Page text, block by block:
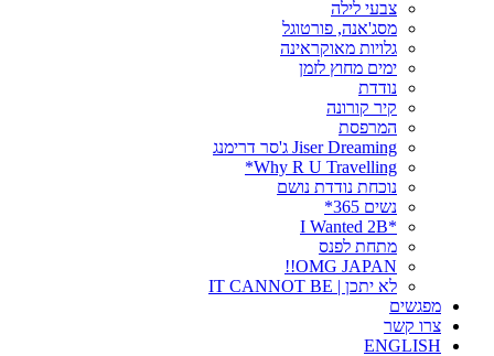
צבעי לילה
מסג'אנה, פורטוגל
גלויות מאוקראינה
ימים מחוץ לזמן
נודדת
קיר קורונה
המרפסת
Jiser Dreaming ג'סר דרימנג
Why R U Travelling*
נוכחת נודדת נושם
נשים 365*
*I Wanted 2B
מתחת לפנס
OMG JAPAN!!
לא יתכן | IT CANNOT BE
מפגשים
צרו קשר
ENGLISH